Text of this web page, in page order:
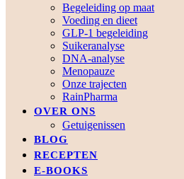
Begeleiding op maat
Voeding en dieet
GLP-1 begeleiding
Suikeranalyse
DNA-analyse
Menopauze
Onze trajecten
RainPharma
OVER ONS
Getuigenissen
BLOG
RECEPTEN
E-BOOKS